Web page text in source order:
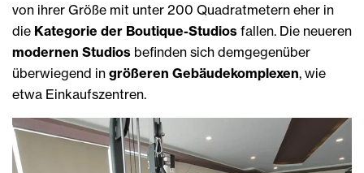
von ihrer Größe mit unter 200 Quadratmetern eher in
die Kategorie der Boutique-Studios fallen. Die neueren
modernen Studios befinden sich demgegenüber
überwiegend in größeren Gebäudekomplexen, wie
etwa Einkaufszentren.